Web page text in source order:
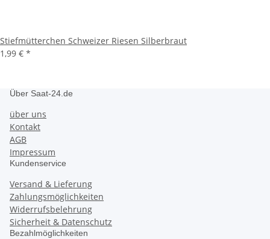
Stiefmütterchen Schweizer Riesen Silberbraut
1,99 € *
Über Saat-24.de
über uns
Kontakt
AGB
Impressum
Kundenservice
Versand & Lieferung
Zahlungsmöglichkeiten
Widerrufsbelehrung
Sicherheit & Datenschutz
Bezahlmöglichkeiten